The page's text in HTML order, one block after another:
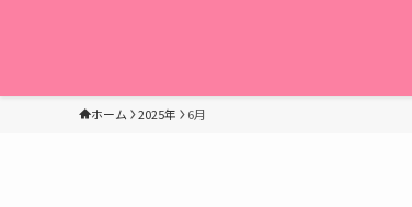
ホーム 2025年 6月